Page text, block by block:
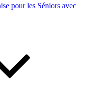
pour les Séniors avec